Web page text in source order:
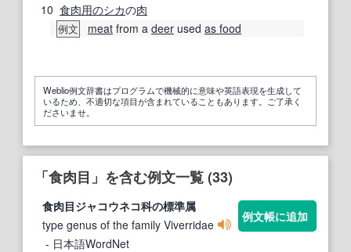
10 食肉用のシカの肉
例文 meat from a deer used as food
Weblio例文辞書はプログラムで機械的に意味や英語表現を生成して
いるため、不適切な項目が含まれていることもあります。ご了承く
ださいませ。
「食肉目」を含む例文一覧 (33)
食肉目ジャコウネコ科の標準属
type genus of the family Viverridae
- 日本語WordNet
例文帳に追加